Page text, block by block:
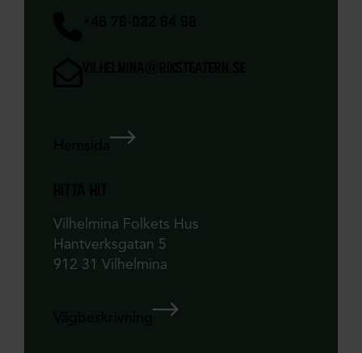
Vilhelmina Folkets Hus
Hantverksgatan 5
912 31 Vilhelmina